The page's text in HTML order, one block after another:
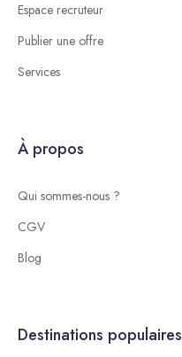
Espace recruteur
Publier une offre
Services
À propos
Qui sommes-nous ?
CGV
Blog
Destinations populaires